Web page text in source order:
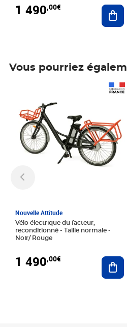
1 490,00€
Vous pourriez
Nouvelle Attitude
Vélo électrique du facteur,
reconditionné - Taille normale -
Noir/ Rouge
1 490,00€